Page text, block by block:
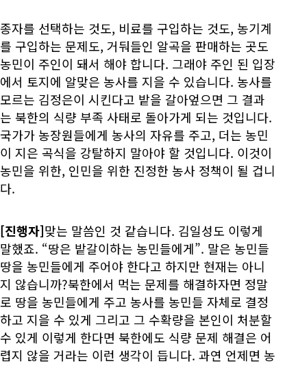
종자를 선택하는 것도, 비료를 구입하는 것도, 농기계
를 구입하는 문제도, 거둬들인 알곡을 판매하는 곳도
농민이 주인이 돼서 해야 합니다. 그래야 주인 된 입장
에서 토지에 알맞은 농사를 지을 수 있습니다. 농사를
모르는 김정은이 시킨다고 밭을 갈아엎으면 그 결과
는 북한의 식량 부족 사태로 돌아가게 되는 것입니다.
국가가 농장원들에게 농사의 자유를 주고, 더는 농민
이 지은 곡식을 강탈하지 말아야 할 것입니다. 이것이
농민을 위한, 인민을 위한 진정한 농사 정책이 될 겁니
다.
[진행자]맞는 말씀인 것 같습니다. 김일성도 이렇게
말했죠. “땅은 밭갈이하는 농민들에게”. 말은 농민들
땅을 농민들에게 주어야 한다고 하지만 현재는 아니
지 않습니까?북한에서 먹는 문제를 해결하자면 정말
로 땅을 농민들에게 주고 농사를 농민들 자체로 결정
하고 지을 수 있게 그리고 그 수확량을 본인이 처분할
수 있게 이렇게 한다면 북한에도 식량 문제 해결은 어
렵지 않을 거라는 이런 생각이 듭니다. 과연 언제면 농